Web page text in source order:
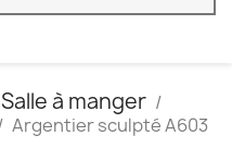
Salle à manger
Argentier sculpté A603